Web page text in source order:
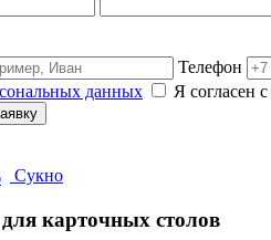
Телефон
данных
Я согласен с
Сукно
карточных столов